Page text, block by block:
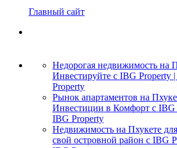
Главный сайт
Недорогая недвижимость на
Инвестируйте с IBG Property
Property
Рынок апартаментов на
Инвестиции в Комфорт с IBG
IBG Property
Недвижимость на Пхукете
свой островной район с IBG